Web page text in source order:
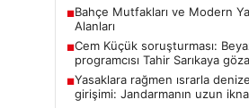
■Bahçe Mutfakları ve Modern
Alanları
■Cem Küçük soruşturması:
programcısı Tahir Sarıkaya
■Yasaklara rağmen ısrarla
girişimi: Jandarmanın uzun ikna